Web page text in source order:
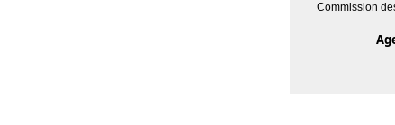
Commission